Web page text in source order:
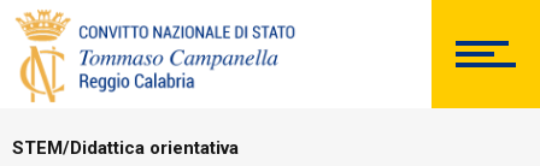
DOCUMENTAZIONE
STEM/Didattica orientativa